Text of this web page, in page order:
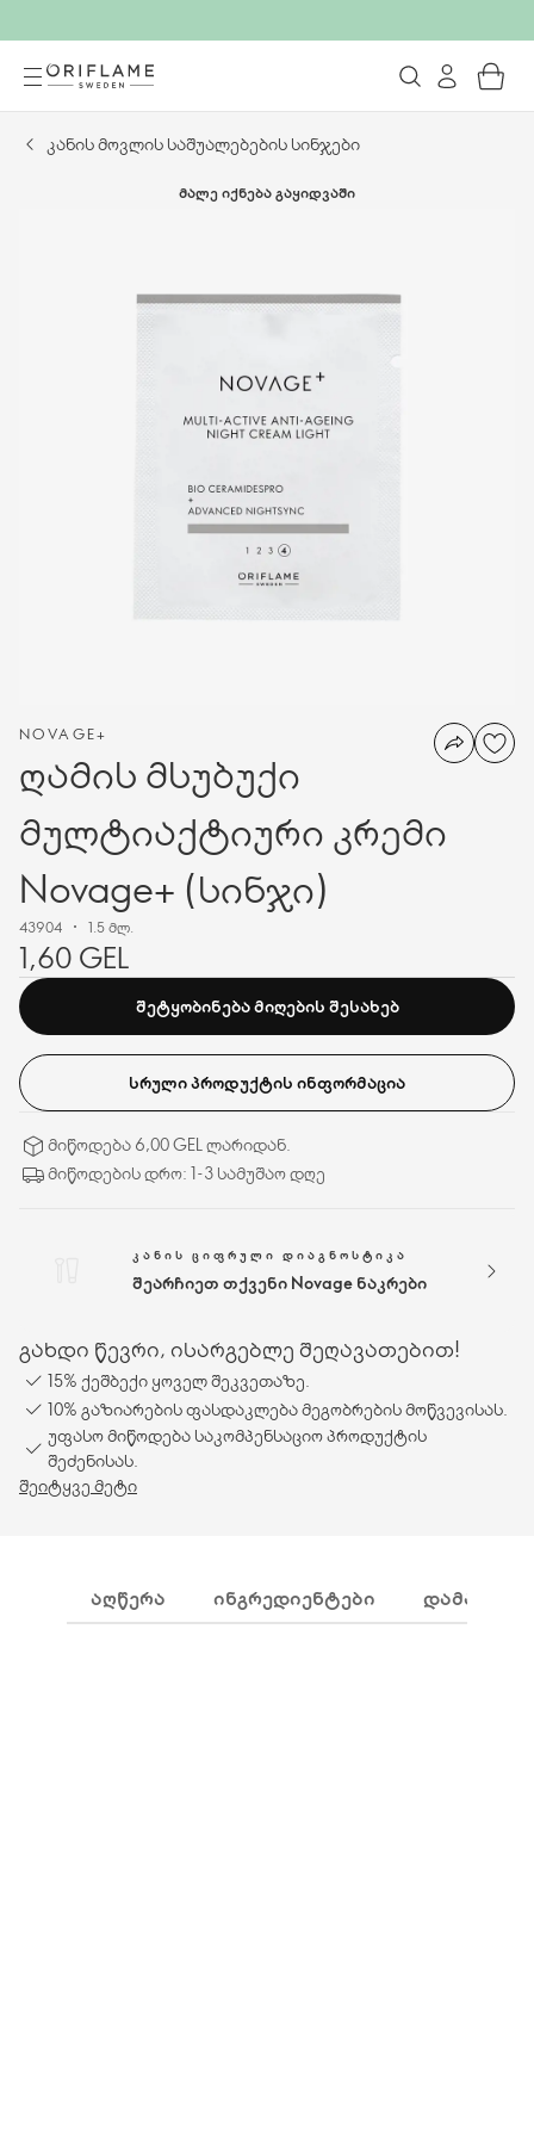
კანის მოვლის საშუალებების სინჯები
ᲛᲐᲚᲔ ᲘᲥᲜᲔᲑᲐ ᲒᲐᲧᲘᲓᲕᲐᲨᲘ
NOVAGE+
ღამის მსუბუქი
მულტიაქტიური კრემი
Novage+ (სინჯი)
43904 1.5 მლ.
1,60 GEL
ᲨᲔᲢᲧᲝᲑᲘᲜᲔᲑᲐ ᲛᲘᲦᲔᲑᲘᲡ ᲨᲔᲡᲐᲮᲔᲑ
ᲡᲠᲣᲚᲘ ᲞᲠᲝᲓᲣᲥᲢᲘᲡ ᲘᲜᲤᲝᲠᲛᲐᲪᲘᲐ
მიწოდება 6,00 GEL ლარიდან.
მიწოდების დრო: 1-3 სამუშაო დღე
ᲙᲐᲜᲘᲡ ᲪᲘᲤᲠᲣᲚᲘ ᲓᲘᲐᲒᲜᲝᲡᲢᲘᲙᲐ
შეარჩიეთ თქვენი Novage ნაკრები
გახდი წევრი, ისარგებლე შეღავათებით!
15% ქეშბექი ყოველ შეკვეთაზე.
10% გაზიარების ფასდაკლება მეგობრების მოწვევისას.
უფასო მიწოდება საკომპენსაციო პროდუქტის
შეძენისას.
შეიტყვე მეტი
ᲐᲦᲬᲔᲠᲐ ᲘᲜᲒᲠᲔᲓᲘᲔᲜᲢᲔᲑᲘ